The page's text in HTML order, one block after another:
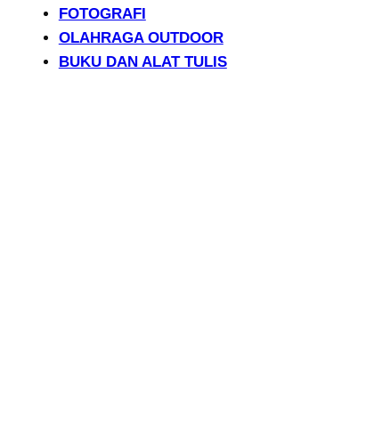
FOTOGRAFI
OLAHRAGA OUTDOOR
BUKU DAN ALAT TULIS